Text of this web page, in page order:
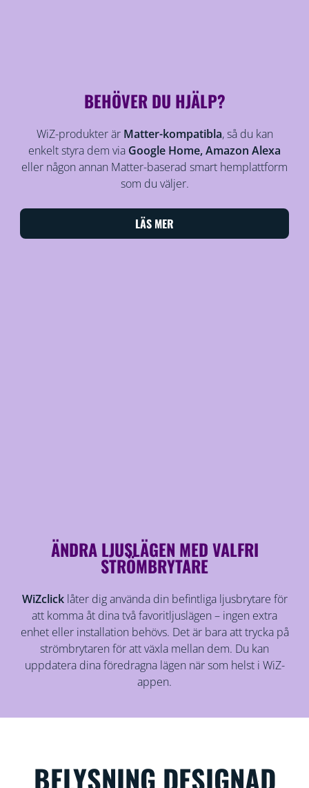
BEHÖVER DU HJÄLP?
WiZ-produkter är Matter-kompatibla, så du kan
enkelt styra dem via Google Home, Amazon Alexa
eller någon annan Matter-baserad smart hemplattform
som du väljer.
LÄS MER
ÄNDRA LJUSLÄGEN MED VALFRI
STRÖMBRYTARE
WiZclicklåter dig använda din befintliga ljusbrytare för
att komma åt dina två favoritljuslägen – ingen extra
enhet eller installation behövs. Det är bara att trycka på
strömbrytaren för att växla mellan dem. Du kan
uppdatera dina föredragna lägen när som helst i WiZ-
appen.
BELYSNING DESIGNAD